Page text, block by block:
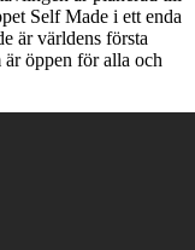
Self Made i ett enda
är världens första
öppen för alla och